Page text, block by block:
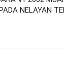
NELAYAN